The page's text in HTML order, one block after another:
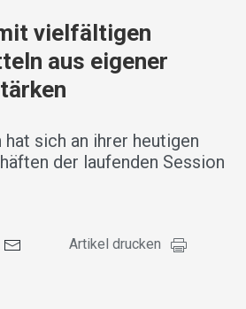
vielfältigen
aus eigener
sich an ihrer heutigen
der laufenden Session
Artikel drucken